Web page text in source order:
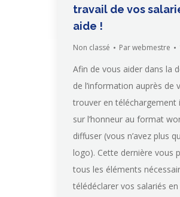
travail de vos
aide !
Non classé Parwebmestre
Afin de vous aider dans la
de l’information auprès de
trouver en téléchargement
sur l’honneur au format
diffuser (vous n’avez plus
logo). Cette dernière vous
tous les éléments
télédéclarer vos salariés